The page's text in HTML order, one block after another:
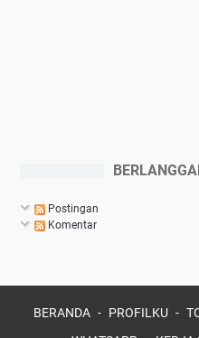
Postingan
Komentar
BERANDA PROFILKU